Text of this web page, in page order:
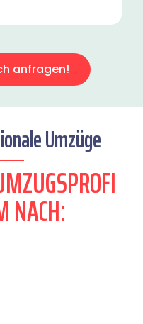
anfragen!
Umzüge
NACH: